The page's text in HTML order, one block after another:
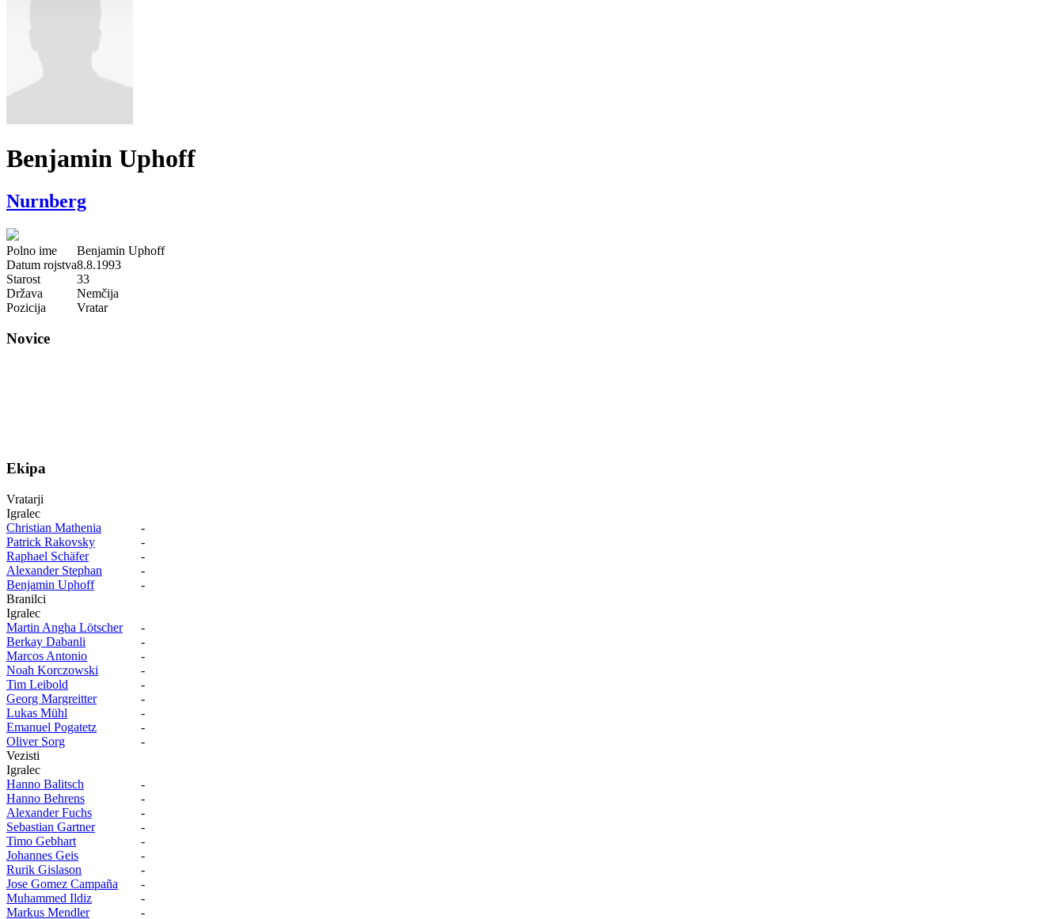
Benjamin Uphoff
Nurnberg
Polno ime
Benjamin Uphoff
Datum rojstva8.8.1993
Starost
33
Država
Nemčija
Pozicija
Vratar
Novice
Ekipa
Vratarji
Igralec
Christian Mathenia
-
Patrick Rakovsky
-
Raphael Schäfer
-
Alexander Stephan
-
Benjamin Uphoff
-
Branilci
Igralec
Martin Angha Lötscher
-
Berkay Dabanli
-
Marcos Antonio
-
Noah Korczowski
-
Tim Leibold
-
Georg Margreitter
-
Lukas Mühl
-
Emanuel Pogatetz
-
Oliver Sorg
-
Vezisti
Igralec
Hanno Balitsch
-
Hanno Behrens
-
Alexander Fuchs
-
Sebastian Gartner
-
Timo Gebhart
-
Johannes Geis
-
Rurik Gislason
-
Jose Gomez Campaña
-
Muhammed Ildiz
-
Markus Mendler
-